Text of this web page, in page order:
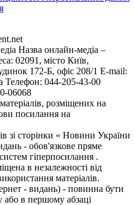
Назва онлайн-медіа –
02091, місто Київ,
172-Б, офіс 208/1 E-mail:
Телефон: 044-205-43-00
06068
розміщених на
посилання на
зі сторінки « Новини України
- обов'язкове пряме
гіперпосилання .
в незалежності від
матеріалів.
- видань) - повинна бути
або в першому абзаці